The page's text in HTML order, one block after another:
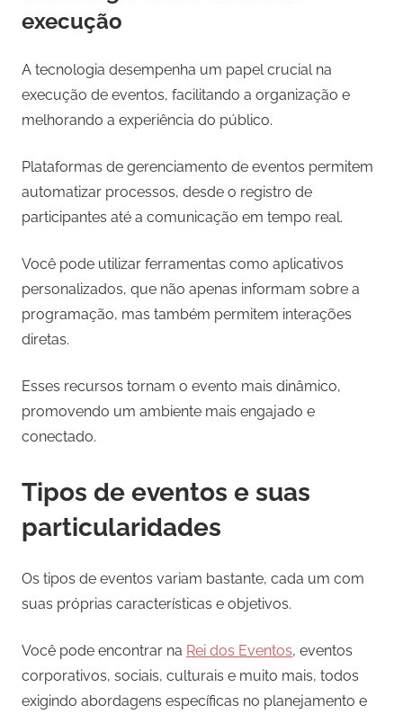
execução
A tecnologia desempenha um papel crucial na
execução de eventos, facilitando a organização e
melhorando a experiência do público.
Plataformas de gerenciamento de eventos permitem
automatizar processos, desde o registro de
participantes até a comunicação em tempo real.
Você pode utilizar ferramentas como aplicativos
personalizados, que não apenas informam sobre a
programação, mas também permitem interações
diretas.
Esses recursos tornam o evento mais dinâmico,
promovendo um ambiente mais engajado e
conectado.
Tipos de eventos e suas
particularidades
Os tipos de eventos variam bastante, cada um com
suas próprias características e objetivos.
Você pode encontrar na Rei dos Eventos, eventos
corporativos, sociais, culturais e muito mais, todos
exigindo abordagens específicas no planejamento e